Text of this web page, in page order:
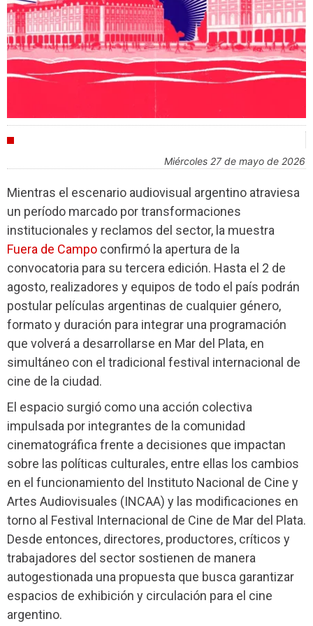
miércoles 27 de mayo de 2026
Mientras el escenario audiovisual argentino atraviesa
un período marcado por transformaciones
institucionales y reclamos del sector, la muestra
Fuera de Campo confirmó la apertura de la
convocatoria para su tercera edición. Hasta el 2 de
agosto, realizadores y equipos de todo el país podrán
postular películas argentinas de cualquier género,
formato y duración para integrar una programación
que volverá a desarrollarse en Mar del Plata, en
simultáneo con el tradicional festival internacional de
cine de la ciudad.
El espacio surgió como una acción colectiva
impulsada por integrantes de la comunidad
cinematográfica frente a decisiones que impactan
sobre las políticas culturales, entre ellas los cambios
en el funcionamiento del Instituto Nacional de Cine y
Artes Audiovisuales (INCAA) y las modificaciones en
torno al Festival Internacional de Cine de Mar del Plata.
Desde entonces, directores, productores, críticos y
trabajadores del sector sostienen de manera
autogestionada una propuesta que busca garantizar
espacios de exhibición y circulación para el cine
argentino.